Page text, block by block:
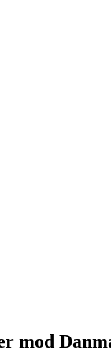
mod